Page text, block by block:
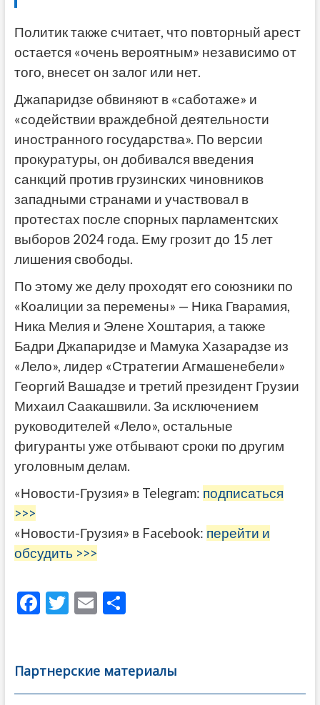
Политик также считает, что повторный арест
остается «очень вероятным» независимо от
того, внесет он залог или нет.
Джапаридзе обвиняют в «саботаже» и
«содействии враждебной деятельности
иностранного государства». По версии
прокуратуры, он добивался введения
санкций против грузинских чиновников
западными странами и участвовал в
протестах после спорных парламентских
выборов 2024 года. Ему грозит до 15 лет
лишения свободы.
По этому же делу проходят его союзники по
«Коалиции за перемены» — Ника Гварамия,
Ника Мелия и Элене Хоштария, а также
Бадри Джапаридзе и Мамука Хазарадзе из
«Лело», лидер «Стратегии Агмашенебели»
Георгий Вашадзе и третий президент Грузии
Михаил Саакашвили. За исключением
руководителей «Лело», остальные
фигуранты уже отбывают сроки по другим
уголовным делам.
«Новости-Грузия» в Telegram: подписаться
>>>
«Новости-Грузия» в Facebook: перейти и
обсудить >>>
F
b
o
T
er
E
l
О
а
в
Партнерские материалы